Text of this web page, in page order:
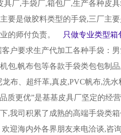
厂,手袋厂,箱包厂,生产各种皮
要是做胶料类型的手袋,三厂主
的师付负责。
只做专业类型箱
户要求生产代加工各种手袋：
包,帆布包等各款手袋类包包制
布、超纤革,真皮,PVC帆布,洗
更优”是基基皮具厂坚定的经
,我司积累了成熟的高端手袋类
迎海内外各界朋友来电洽谈,咨